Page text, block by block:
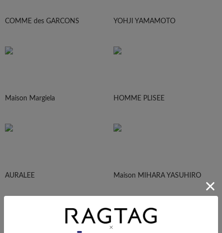
COMME des GARCONS YOHJI YAMAMOTO
Maison Margiela HOMME PLISEE
AURALEE Maison MIHARA YASUHIRO